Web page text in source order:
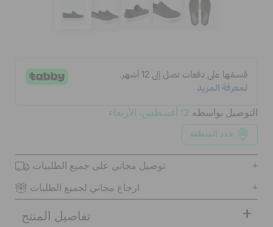
مميز
تسجيل الدخول / اشتراك
تحديد موقع المتجر
التوصيل بواسطه 12 أغسطس، الأربعاء
حدد المنطقة
توصيل مجاني على جميع الطلبيات.
ارجاع مجاني لجميع الطلبات
تفاصيل المنتج